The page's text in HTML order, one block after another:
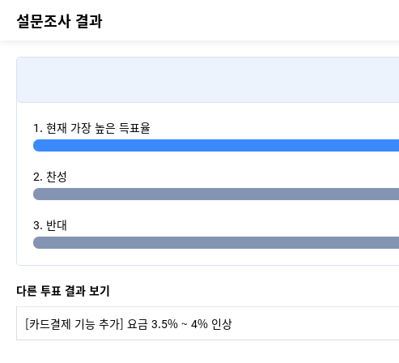
설문조사 결과
현재 가장 높은 득표율
찬성
반대
다른 투표 결과 보기
[카드결제 기능 추가] 요금 3.5% ~ 4% 인상